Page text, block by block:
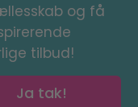
og få
tilbud!
Ja tak!